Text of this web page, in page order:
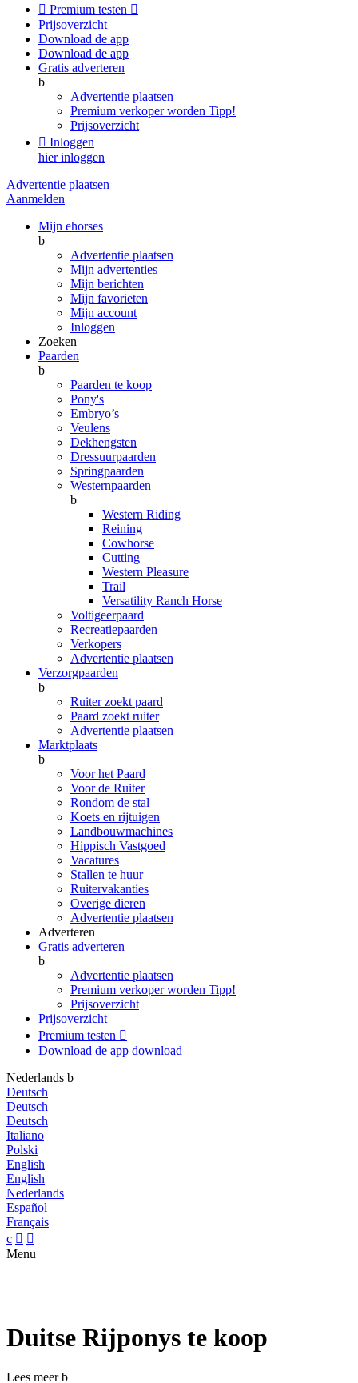
 Premium testen 
Prijsoverzicht
Download de app
Download de app
Gratis adverteren
b
Advertentie plaatsen
Premium verkoper worden Tipp!
Prijsoverzicht
 Inloggen
hier inloggen
Advertentie plaatsen
Aanmelden
Mijn ehorses
b
Advertentie plaatsen
Mijn advertenties
Mijn berichten
Mijn favorieten
Mijn account
Inloggen
Zoeken
Paarden
b
Paarden te koop
Pony's
Embryo’s
Veulens
Dekhengsten
Dressuurpaarden
Springpaarden
Westernpaarden
b
Western Riding
Reining
Cowhorse
Cutting
Western Pleasure
Trail
Versatility Ranch Horse
Voltigeerpaard
Recreatiepaarden
Verkopers
Advertentie plaatsen
Verzorgpaarden
b
Ruiter zoekt paard
Paard zoekt ruiter
Advertentie plaatsen
Marktplaats
b
Voor het Paard
Voor de Ruiter
Rondom de stal
Koets en rijtuigen
Landbouwmachines
Hippisch Vastgoed
Vacatures
Stallen te huur
Ruitervakanties
Overige dieren
Advertentie plaatsen
Adverteren
Gratis adverteren
b
Advertentie plaatsen
Premium verkoper worden Tipp!
Prijsoverzicht
Prijsoverzicht
Premium testen 
Download de app download
Nederlands b
Deutsch
Deutsch
Deutsch
Italiano
Polski
English
English
Nederlands
Español
Français
c  
Menu
Duitse Rijponys te koop
Lees meerb